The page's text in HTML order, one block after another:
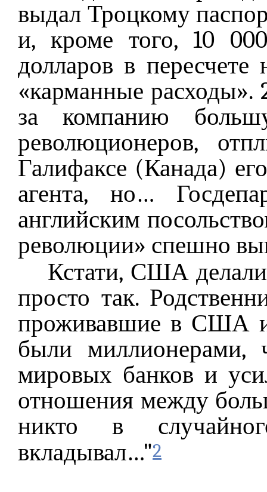
выдал Троцкому
и, кроме того, 10
долларов в
«карманные расходы».
за компанию
революционеров,
Галифаксе (Канада)
агента, но…
английским
революции» спешно
Кстати, США делали
просто так.
проживавшие в США и
были миллионерами,
мировых банков и
отношения между
никто в
вкладывал…"2